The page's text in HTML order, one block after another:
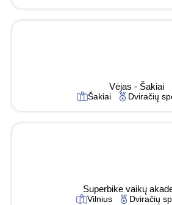
Vėjas - Šakiai
Šakiai Dviračių
Superbike vaikų
Vilnius Dviračių